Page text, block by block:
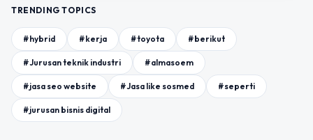
TRENDING TOPICS
#hybrid #kerja #toyota #berikut
#Jurusan teknik industri #almasoem
#jasa seo website #Jasa like sosmed #seperti
#jurusan bisnis digital